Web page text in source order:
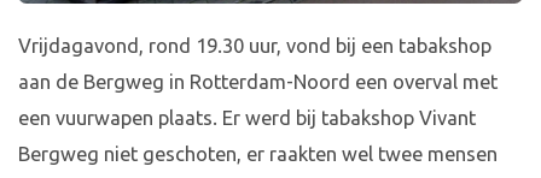
Vrijdagavond, rond 19.30 uur, vond bij een tabakshop
aan de Bergweg in Rotterdam-Noord een overval met
een vuurwapen plaats. Er werd bij tabakshop Vivant
Bergweg niet geschoten, er raakten wel twee mensen